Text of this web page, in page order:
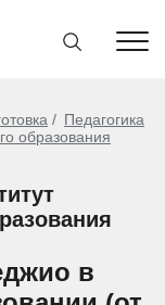
Педагогика
образования
в